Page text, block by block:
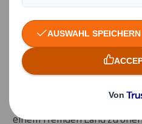
Wahl leicht.
Ich fand es absolut
einem fremden Land zu